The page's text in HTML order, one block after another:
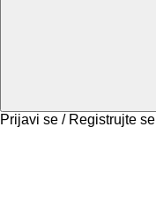
Prijavi se / Registrujte se